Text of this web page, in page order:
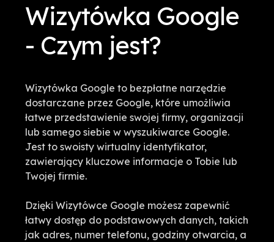
Wizytówka Google
- Czym jest?
Wizytówka Google to bezpłatne narzędzie
dostarczane przez Google, które umożliwia
łatwe przedstawienie swojej firmy, organizacji
lub samego siebie w wyszukiwarce Google.
Jest to swoisty wirtualny identyfikator,
zawierający kluczowe informacje o Tobie lub
Twojej firmie.
Dzięki Wizytówce Google możesz zapewnić
łatwy dostęp do podstawowych danych, takich
jak adres, numer telefonu, godziny otwarcia, a